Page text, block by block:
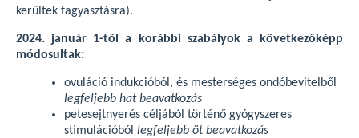
kerültek fagyasztásra).
2024. január 1-től a korábbi szabályok a következőképp
módosultak:
ovuláció indukcióból, és mesterséges ondóbevitelből
legfeljebb hat beavatkozás
petesejtnyerés céljából történő gyógyszeres
stimulációból legfeljebb öt beavatkozás